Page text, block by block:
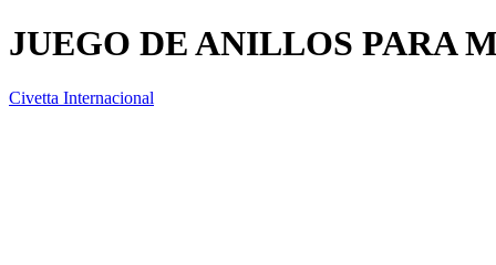
JUEGO DE ANILLOS PARA
Civetta Internacional